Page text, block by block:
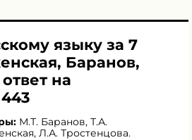
языку за 7
Баранов,
на
М.Т. Баранов, Т.А.
, Л.А. Тростенцова.